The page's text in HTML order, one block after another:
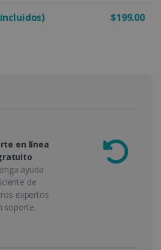
$199.00
en línea
ayuda
de
expertos
soporte.